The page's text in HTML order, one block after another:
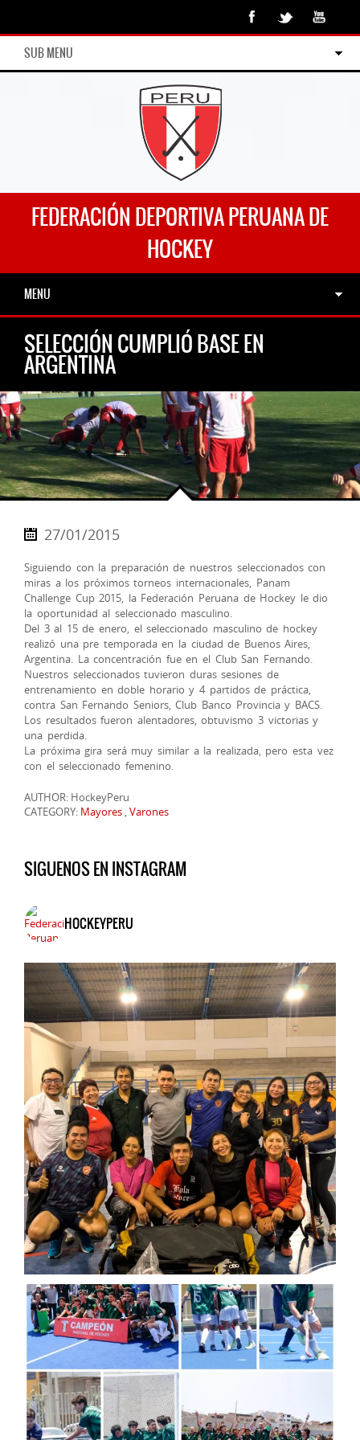
SUB MENU
FEDERACIÓN DEPORTIVA PERUANA DE
HOCKEY
MENU
SELECCIÓN CUMPLIÓ BASE EN
ARGENTINA
27/01/2015
Siguiendo con la preparación de nuestros seleccionados con
miras a los próximos torneos internacionales, Panam
Challenge Cup 2015, la Federación Peruana de Hockey le dio
la oportunidad al seleccionado masculino.
Del 3 al 15 de enero, el seleccionado masculino de hockey
realizó una pre temporada en la ciudad de Buenos Aires,
Argentina. La concentración fue en el Club San Fernando.
Nuestros seleccionados tuvieron duras sesiones de
entrenamiento en doble horario y 4 partidos de práctica,
contra San Fernando Seniors, Club Banco Provincia y BACS.
Los resultados fueron alentadores, obtuvismo 3 victorias y
una perdida.
La próxima gira será muy similar a la realizada, pero esta vez
con el seleccionado femenino.
AUTHOR: HockeyPeru
CATEGORY: Mayores ,Varones
SIGUENOS EN INSTAGRAM
HOCKEYPERU